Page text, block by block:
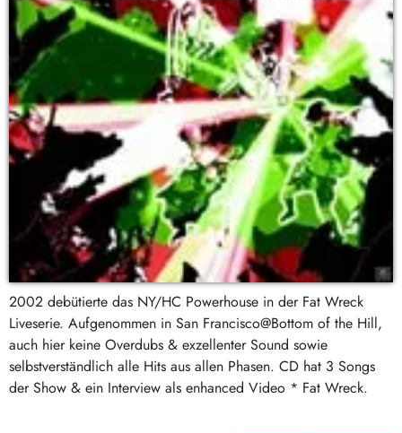
2002 debütierte das NY/HC Powerhouse in der Fat Wreck
Liveserie. Aufgenommen in San Francisco@Bottom of the Hill,
auch hier keine Overdubs & exzellenter Sound sowie
selbstverständlich alle Hits aus allen Phasen. CD hat 3 Songs
der Show & ein Interview als enhanced Video * Fat Wreck.